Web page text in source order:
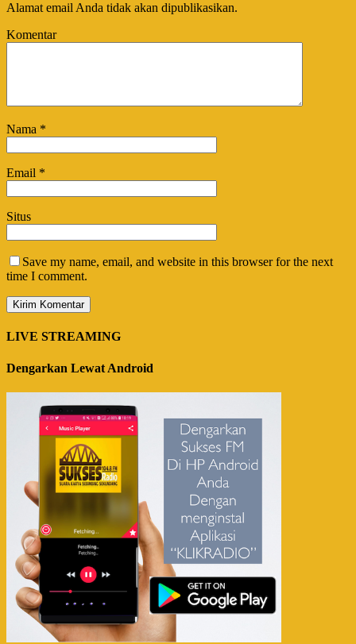
Alamat email Anda tidak akan dipublikasikan.
Komentar
Nama *
Email *
Situs
Save my name, email, and website in this browser for the next
time I comment.
LIVE STREAMING
Dengarkan Lewat Android